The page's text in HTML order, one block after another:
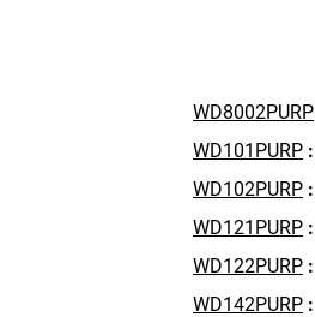
WD8002PURP
WD101PURP
WD102PURP
WD121PURP
WD122PURP
WD142PURP